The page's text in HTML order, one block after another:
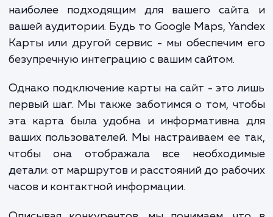
определения ваших
потребностей и желаний. Исходя из
определяем, какой сервис картографии
наиболее подходящим для вашего
вашей аудитории. Будь то Google Maps,
Карты или другой сервис - мы обеспечим